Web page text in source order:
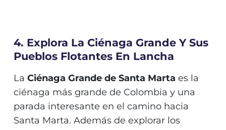
4. Explora La Ciénaga Grande Y Sus
Pueblos Flotantes En Lancha
La Ciénaga Grande de Santa Marta es la
ciénaga más grande de Colombia y una
parada interesante en el camino hacia
Santa Marta. Además de explorar los